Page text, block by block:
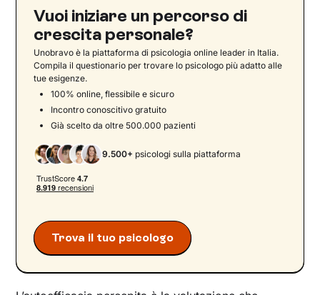
Come si costruisce l’autoefficacia?
Il circolo dell’autoefficacia percepita
Strategie pratiche per aumentare
l’autoefficacia percepita
L’impatto dell’autoefficacia percepita su
benessere, performance e resilienza
Bandura
Vuoi iniziare un percorso di
crescita personale?
Unobravo è la piattaforma di psicologia online leader in Italia.
Compila il questionario per trovare lo psicologo più adatto alle
tue esigenze.
Trova il tuo psicologo
100% online, flessibile e sicuro
Incontro conoscitivo gratuito
Già scelto da oltre 500.000 pazienti
9.500+ psicologi sulla piattaforma